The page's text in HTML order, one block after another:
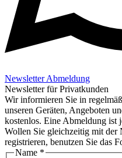
Newsletter Abmeldung
Newsletter für Privatkunden
Wir informieren Sie in
unseren Geräten, Angeboten
kostenlos. Eine Abmeldung
Wollen Sie gleichzeitig mit der
registrieren, benutzen Sie das
Name *